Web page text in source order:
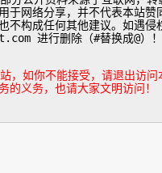
于网络分享，并不代表本站赞
不构成任何其他建议。如遇侵
进行删除（#替换成@）！
，如你不能接受，请退出访问
的义务，也请大家文明访问！